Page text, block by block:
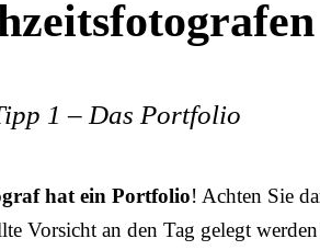
1 – Das Portfolio
hat ein Portfolio! Achten Sie
Vorsicht an den Tag gelegt